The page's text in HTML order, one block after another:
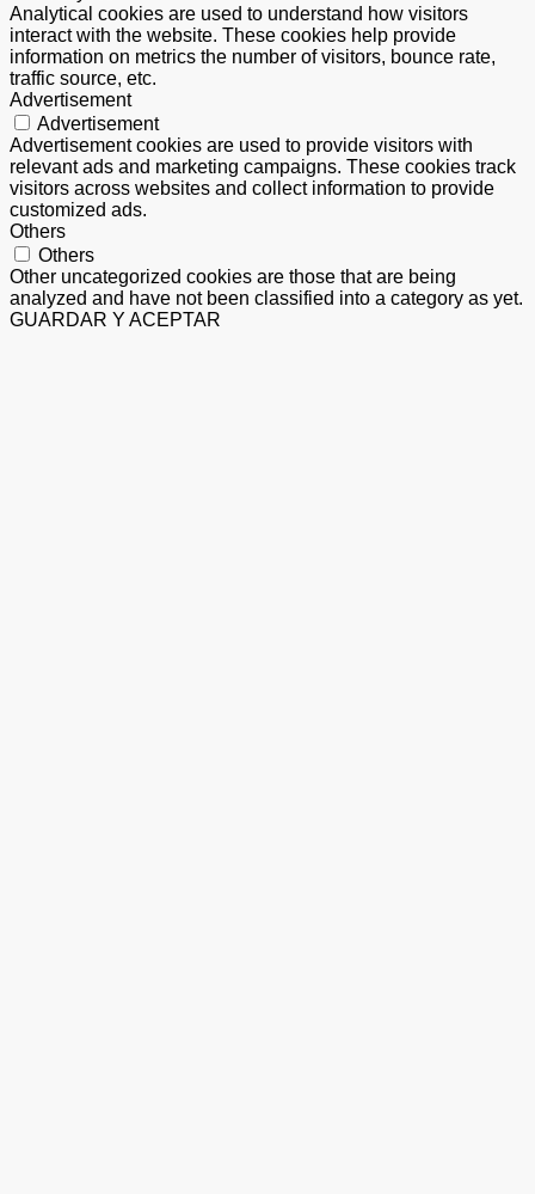
Analytical cookies are used to understand how visitors
interact with the website. These cookies help provide
information on metrics the number of visitors, bounce rate,
traffic source, etc.
Advertisement
Advertisement
Advertisement cookies are used to provide visitors with
relevant ads and marketing campaigns. These cookies track
visitors across websites and collect information to provide
customized ads.
Others
Others
Other uncategorized cookies are those that are being
analyzed and have not been classified into a category as yet.
GUARDAR Y ACEPTAR